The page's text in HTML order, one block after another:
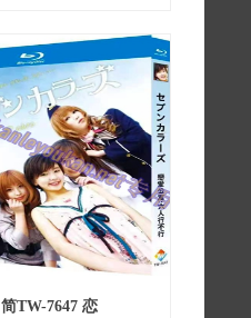
简TW-7647 恋